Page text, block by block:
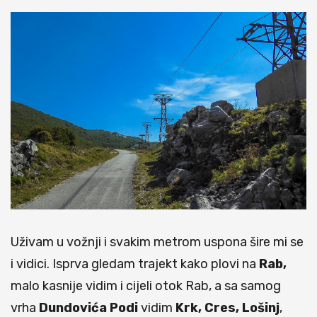
Uživam u vožnji i svakim metrom uspona šire mi se
i vidici. Isprva gledam trajekt kako plovi na Rab,
malo kasnije vidim i cijeli otok Rab, a sa samog
vrha Dundovića Podividim Krk, Cres, Lošinj,